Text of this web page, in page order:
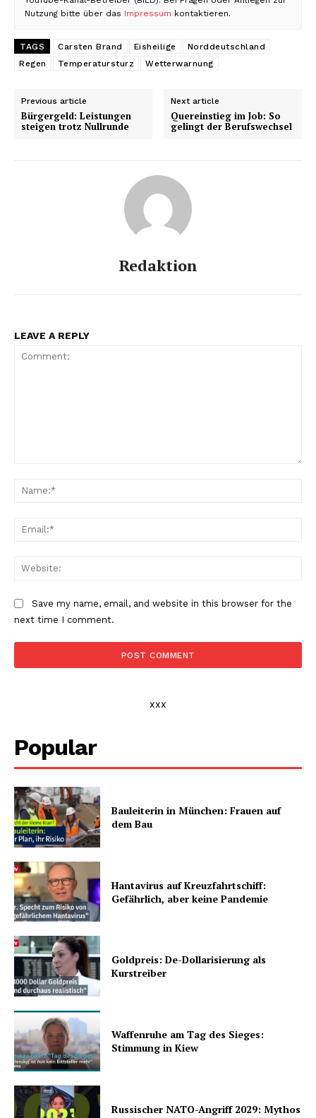
Nutzung bitte über das Impressum kontaktieren.
TAGS Carsten Brand Eisheilige
Norddeutschland
Regen
Temperatursturz Wetterwarnung
Previous article
Bürgergeld: Leistungen
steigen trotz Nullrunde
Next article
Quereinstieg im Job: So
gelingt der Berufswechsel
Redaktion
LEAVE A REPLY
Save my name, email, and website in this browser for the
next time I comment.
xxx
Popular
Bauleiterin in München: Frauen auf
dem Bau
Hantavirus auf Kreuzfahrtschiff:
Gefährlich, aber keine Pandemie
Goldpreis: De-Dollarisierung als
Kurstreiber
Waffenruhe am Tag des Sieges:
Stimmung in Kiew
Russischer NATO-Angriff 2029: Mythos